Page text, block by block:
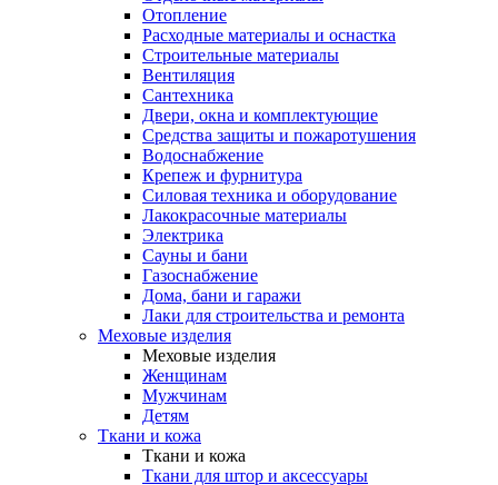
Отопление
Расходные материалы и оснастка
Строительные материалы
Вентиляция
Сантехника
Двери, окна и комплектующие
Средства защиты и пожаротушения
Водоснабжение
Крепеж и фурнитура
Силовая техника и оборудование
Лакокрасочные материалы
Электрика
Сауны и бани
Газоснабжение
Дома, бани и гаражи
Лаки для строительства и ремонта
Меховые изделия
Меховые изделия
Женщинам
Мужчинам
Детям
Ткани и кожа
Ткани и кожа
Ткани для штор и аксессуары